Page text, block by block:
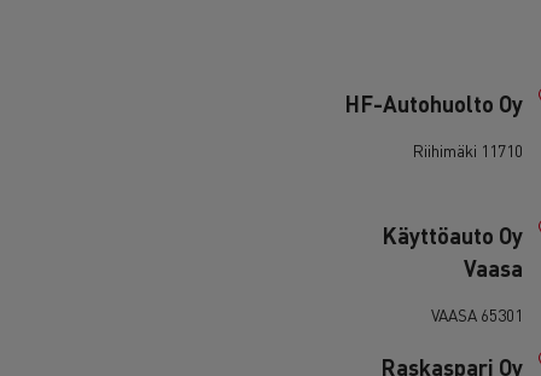
HF-Autohuolto Oy
11710 Riihimäki
Käyttöauto Oy
Vaasa
65301 VAASA
Raskaspari Oy